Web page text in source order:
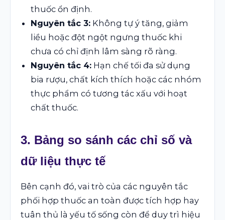
thuốc ổn định.
Nguyên tắc 3: Không tự ý tăng, giảm
liều hoặc đột ngột ngưng thuốc khi
chưa có chỉ định lâm sàng rõ ràng.
Nguyên tắc 4: Hạn chế tối đa sử dụng
bia rượu, chất kích thích hoặc các nhóm
thực phẩm có tương tác xấu với hoạt
chất thuốc.
3. Bảng so sánh các chỉ số và
dữ liệu thực tế
Bên cạnh đó, vai trò của các nguyên tắc
phối hợp thuốc an toàn được tích hợp hay
tuân thủ là yếu tố sống còn để duy trì hiệu